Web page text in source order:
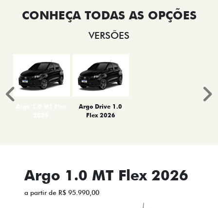
VERSÕES
Argo Drive 1.0
Flex 2026
Anterior
Argo 1.0 MT Flex 2026
a partir de R$ 95.990,00